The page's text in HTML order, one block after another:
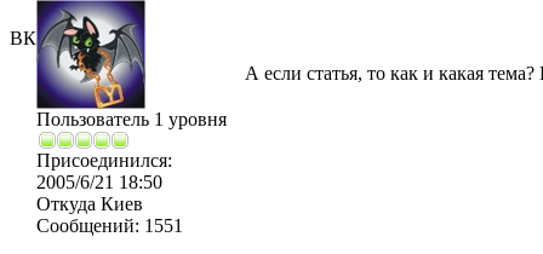
ВК
Пользователь 1 уровня
Присоединился:
2005/6/21 18:50
Откуда Киев
Сообщений: 1551
А если статья, то как и какая